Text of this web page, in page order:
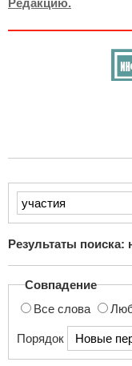
Введите
текст
поиска...
Результаты поиска:
Совпадение
Все слова
Порядок